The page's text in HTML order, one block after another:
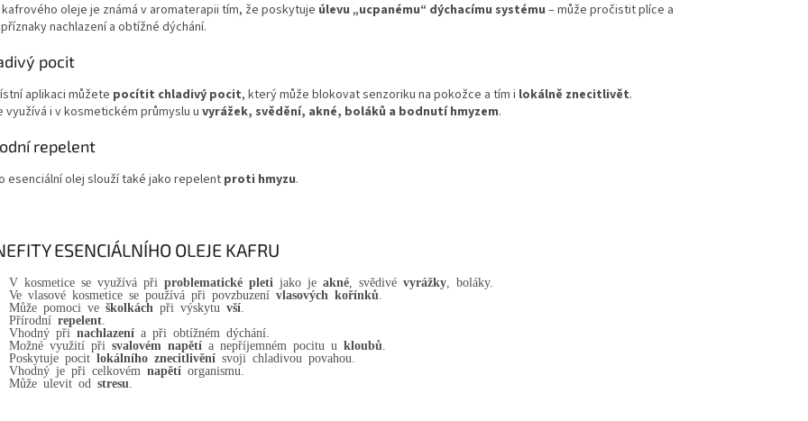
kafrového oleje je známá v aromaterapii tím, že poskytuje úlevu „ucpanému“ dýchacímu systému – může pročistit plíce a
nachlazení a obtížné dýchání.
pocit
aplikaci můžete pocítit chladivý pocit, který může blokovat senzoriku na pokožce a tím i lokálně znecitlivět.
využívá i v kosmetickém průmyslu u vyrážek, svědění, akné, boláků a bodnutí hmyzem.
repelent
esenciální olej slouží také jako repelent proti hmyzu.
ESENCIÁLNÍHO OLEJE KAFRU
V kosmetice se využívá při problematické pleti jako je akné , svědivé vyrážky , boláky.
Ve vlasové kosmetice se používá při povzbuzení vlasových kořínků
Může pomoci ve školkách při výskytu vší
Přírodní repelent
Vhodný při nachlazení a při obtížném dýchání.
Možné využití při svalovém napětí a nepříjemném pocitu u kloubů
Poskytuje pocit lokálního znecitlivění svoji chladivou povahou.
Vhodný je při celkovém napětí organismu.
Může ulevit od stresu